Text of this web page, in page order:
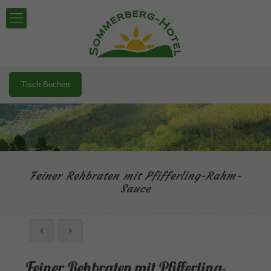
Tisch Buchen
Feiner Rehbraten mit Pfifferling-Rahm-
Sauce